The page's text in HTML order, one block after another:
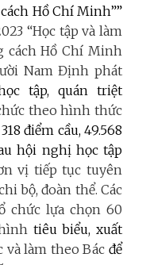
Hồ Chí Minh””
“Học tập và làm
cách Hồ Chí Minh
Nam Định phát
tập, quán triệt
theo hình thức
điểm cầu, 49.568
hội nghị học tập
vị tiếp tục tuyên
bộ, đoàn thể. Các
chức lựa chọn 60
tiêu biểu, xuất
và làm theo Bác để